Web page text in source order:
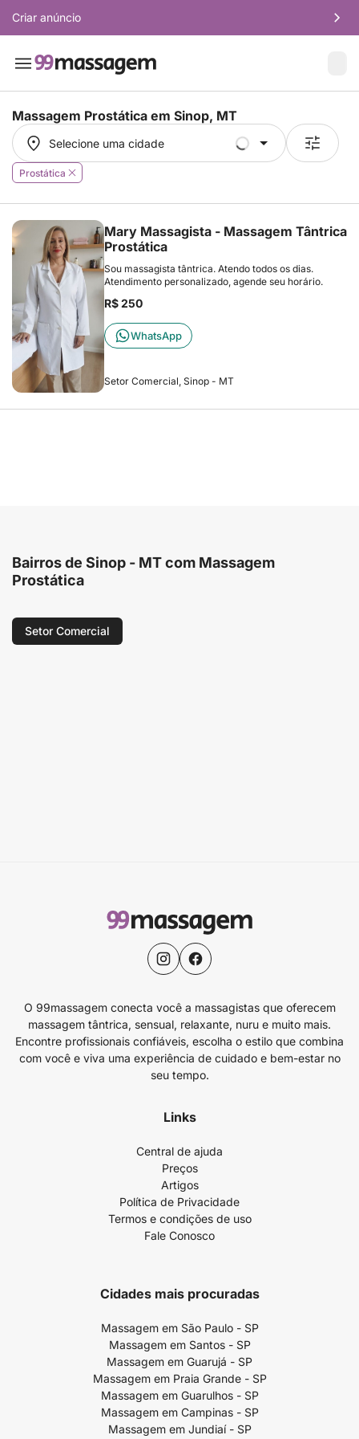
Criar anúncio
Massagem Prostática em Sinop, MT
Selecione uma cidade
Selecione uma cidade
Prostática
Mary Massagista - Massagem Tântrica
Prostática
Sou massagista tântrica. Atendo todos os dias.
Atendimento personalizado, agende seu horário.
R$ 250
WhatsApp
Setor Comercial, Sinop - MT
Bairros de Sinop - MT com Massagem
Prostática
Setor Comercial
O 99massagem conecta você a massagistas que oferecem
massagem tântrica, sensual, relaxante, nuru e muito mais.
Encontre profissionais confiáveis, escolha o estilo que combina
com você e viva uma experiência de cuidado e bem-estar no
seu tempo.
Links
Central de ajuda
Preços
Artigos
Política de Privacidade
Termos e condições de uso
Fale Conosco
Cidades mais procuradas
Massagem em São Paulo - SP
Massagem em Santos - SP
Massagem em Guarujá - SP
Massagem em Praia Grande - SP
Massagem em Guarulhos - SP
Massagem em Campinas - SP
Massagem em Jundiaí - SP